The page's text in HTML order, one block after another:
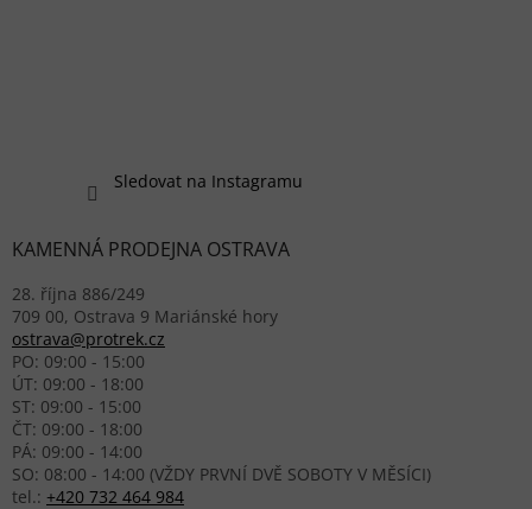
Sledovat na Instagramu
KAMENNÁ PRODEJNA OSTRAVA
28. října 886/249
709 00, Ostrava 9 Mariánské hory
ostrava@protrek.cz
PO: 09:00 - 15:00
ÚT: 09:00 - 18:00
ST: 09:00 - 15:00
ČT: 09:00 - 18:00
PÁ: 09:00 - 14:00
SO: 08:00 - 14:00 (VŽDY PRVNÍ DVĚ SOBOTY V MĚSÍCI)
tel.: +420 732 464 984